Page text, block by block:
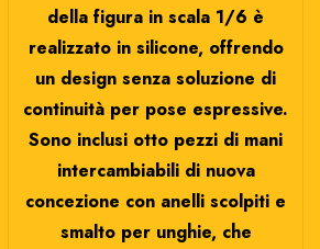
della figura in scala 1/6 è
realizzato in silicone, offrendo
un design senza soluzione di
continuità per pose espressive.
Sono inclusi otto pezzi di mani
intercambiabili di nuova
concezione con anelli scolpiti e
smalto per unghie, che